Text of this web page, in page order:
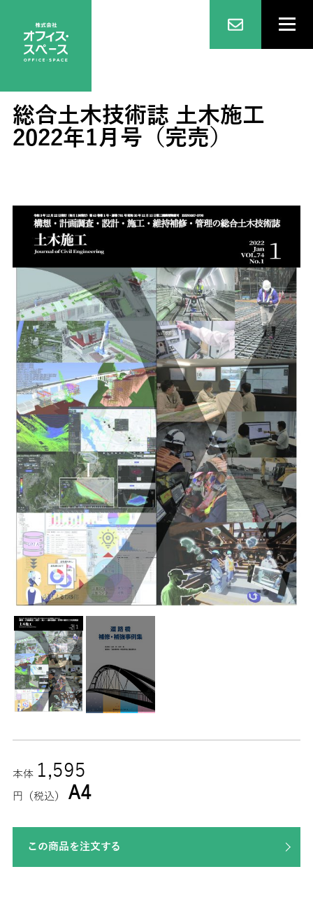
総合土木技術誌 土木施工
2022年1月号（完売）
本体 1,595
円（税込） A4
この商品を注文する